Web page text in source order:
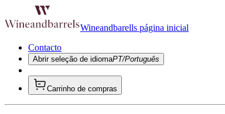
Wineandbarells página inicial
Contacto
Abrir seleção de idiomaPT/Português
Carrinho de compras